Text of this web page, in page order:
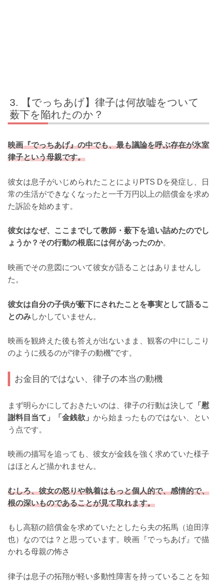
【でっちあげ】律子は何故嘘をついて
薮下を陥れたのか？
映画『でっちあげ』の中でも、最も議論を呼ぶ存在が氷室
律子という母親です。
彼女は息子がいじめられたことによりPTS Dを発症し、日
常の生活ができなくなったと一千万円以上の賠償金を求め
た訴訟を始めます。
彼女はなぜ、ここまでして教師・薮下を追い詰めたのでし
ょうか？その行動の根底には何があったのか。
映画でその意図について彼女が語ることはありませんし
た。
彼女は自分の子供が薮下にされたことを事実として語るこ
とのみしかしていません。
映画を観終えた後も答えが出ないまま、観客の中にしこり
のように残るのが“律子の動機”です。
お金目的ではない、律子の本当の動機
まず明らかにしておきたいのは、律子の行動は決して
「慰
謝料目当て」「金銭欲」 から始まったものではない、とい
う点です。
映画の描写を追っても、彼女が金銭を強く求めていた様子
はほとんど描かれません。
むしろ、彼女の怒りや執着はもっと個人的で、感情的で、
根の深いものであることが見て取れます。
もし高額の賠償金を求めていたとしたら夫の拓馬（迫田淳
也）なのでは？と思っています。映画『でっちあげ』で描
かれる母親の怖さ
律子は息子の拓翔が軽い多動性障害を持っていることを知